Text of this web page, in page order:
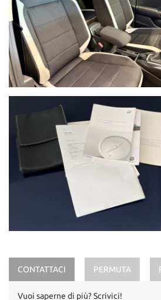
veicolo. Eventuali incongruenze tra
vincolo contrattuale per il venditore
Ulteriori informazioni al N. 347-
CONTATTACI PERMUTA
Vuoi saperne di più? Scrivici!